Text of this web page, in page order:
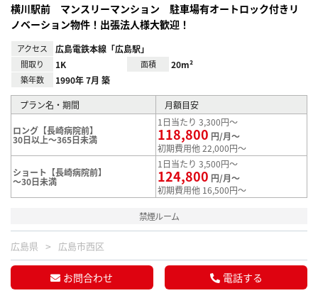
横川駅前 マンスリーマンション 駐車場有オートロック付きリ
ノベーション物件！出張法人様大歓迎！
アクセス 広島電鉄本線「広島駅」
間取り 1K 面積 20m²
築年数 1990年 7月 築
プラン名・期間 月額目安
ロング【長崎病院前】
30日以上～365日未満
1日当たり 3,300円～
118,800 円/月～
初期費用他 22,000円～
ショート【長崎病院前】
～30日未満
1日当たり 3,500円～
124,800 円/月～
初期費用他 16,500円～
禁煙ルーム
広島県 広島市西区
お問合わせ 電話する